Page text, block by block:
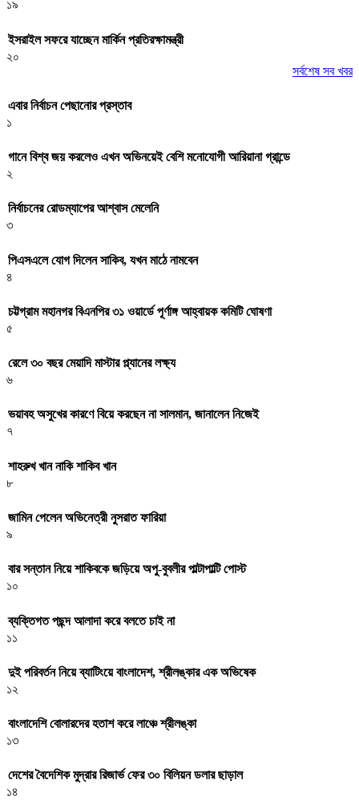
১৯
ইসরাইল সফরে যাচ্ছেন মার্কিন প্রতিরক্ষামন্ত্রী
২০
সর্বশেষ সব খবর
এবার নির্বাচন পেছানোর প্রস্তাব
১
গানে বিশ্ব জয় করলেও এখন অভিনয়েই বেশি মনোযোগী আরিয়ানা গ্রান্ডে
২
নির্বাচনের রোডম্যাপের আশ্বাস মেলেনি
৩
পিএসএলে যোগ দিলেন সাকিব, যখন মাঠে নামবেন
৪
চট্টগ্রাম মহানগর বিএনপির ৩১ ওয়ার্ডে পূর্ণাঙ্গ আহ্বায়ক কমিটি ঘোষণা
৫
রেলে ৩০ বছর মেয়াদি মাস্টার প্ল্যানের লক্ষ্য
৬
ভয়াবহ অসুখের কারণে বিয়ে করছেন না সালমান, জানালেন নিজেই
৭
শাহরুখ খান নাকি শাকিব খান
৮
জামিন পেলেন অভিনেত্রী নুসরাত ফারিয়া
৯
বার সন্তান নিয়ে শাকিবকে জড়িয়ে অপু-বুবলীর পাল্টাপাল্টি পোস্ট
১০
ব্যক্তিগত পছন্দ আলাদা করে বলতে চাই না
১১
দুই পরিবর্তন নিয়ে ব্যাটিংয়ে বাংলাদেশ, শ্রীলঙ্কার এক অভিষেক
১২
বাংলাদেশি বোলারদের হতাশ করে লাঞ্চে শ্রীলঙ্কা
১৩
দেশের বৈদেশিক মুদ্রার রিজার্ভ ফের ৩০ বিলিয়ন ডলার ছাড়াল
১৪